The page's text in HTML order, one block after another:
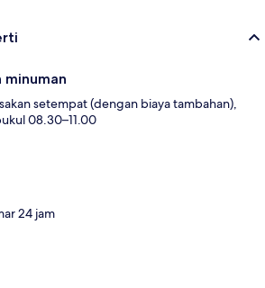
minuman
setempat (dengan biaya tambahan),
08.30–11.00
24 jam